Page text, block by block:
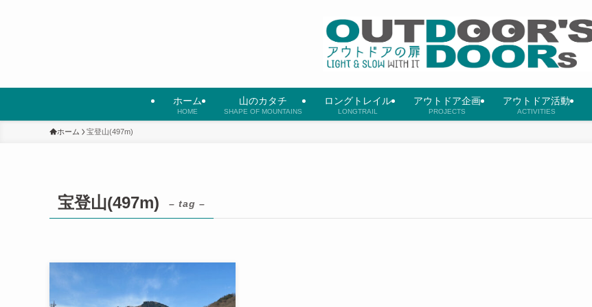
ホーム
HOME
山のカタチ
SHAPE OF MOUNTAINS
ロングトレイル
LONGTRAIL
アウトドア企画
PROJECTS
アウトドア活動
ACTIVITIES
ホーム 宝登山(497m)
宝登山(497m) – tag –